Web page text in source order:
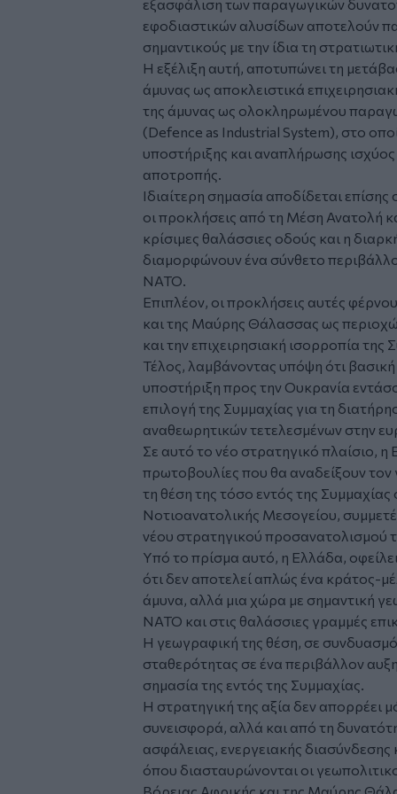
εξασφάλιση των παραγωγικών
εφοδιαστικών αλυσίδων αποτελούν
σημαντικούς με την ίδια τη
Η εξέλιξη αυτή, αποτυπώνει τη
άμυνας ως αποκλειστικά
της άμυνας ως ολοκληρωμένου
(Defence as Industrial System), στο
υποστήριξης και αναπλήρωσης
αποτροπής.
Ιδιαίτερη σημασία αποδίδεται
οι προκλήσεις από τη Μέση Ανατολή
κρίσιμες θαλάσσιες οδούς και η
διαμορφώνουν ένα σύνθετο
ΝΑΤΟ.
Επιπλέον, οι προκλήσεις αυτές
και της Μαύρης Θάλασσας ως
και την επιχειρησιακή ισορροπία της
Τέλος, λαμβάνοντας υπόψη ότι
υποστήριξη προς την Ουκρανία
επιλογή της Συμμαχίας για τη
αναθεωρητικών τετελεσμένων στην
Σε αυτό το νέο στρατηγικό πλαίσιο, η
πρωτοβουλίες που θα αναδείξουν τον
τη θέση της τόσο εντός της
Νοτιοανατολικής Μεσογείου,
νέου στρατηγικού προσανατολισμού
Υπό το πρίσμα αυτό, η Ελλάδα,
ότι δεν αποτελεί απλώς ένα κράτος-
άμυνα, αλλά μια χώρα με σημαντική
ΝΑΤΟ και στις θαλάσσιες γραμμές
Η γεωγραφική της θέση, σε
σταθερότητας σε ένα περιβάλλον
σημασία της εντός της Συμμαχίας.
Η στρατηγική της αξία δεν απορρέει
συνεισφορά, αλλά και από τη
ασφάλειας, ενεργειακής διασύνδεσης
όπου διασταυρώνονται οι